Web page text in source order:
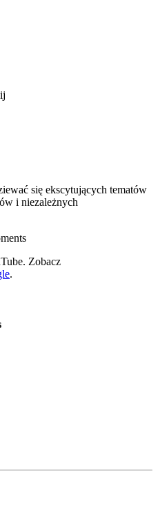
się ekscytujących tematów
i niezależnych
Zobacz
.